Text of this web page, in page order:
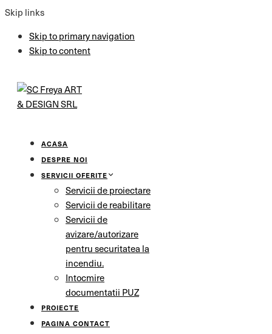
Skip links
Skip to primary navigation
Skip to content
ACASA
DESPRE NOI
SERVICII OFERITE
Servicii de proiectare
Servicii de reabilitare
Servicii de
avizare/autorizare
pentru securitatea la
incendiu.
Intocmire
documentatii PUZ
PROIECTE
PAGINA CONTACT